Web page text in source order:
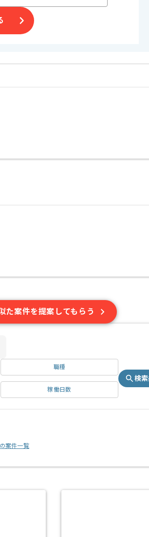
た案件を提案してもらう
職種
稼働日数
検
案件一覧